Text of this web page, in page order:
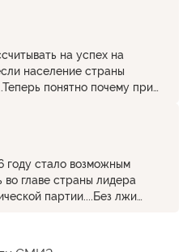
на успех на
население страны
понятно почему при
году стало возможным
главе страны лидера
партии....Без лжи